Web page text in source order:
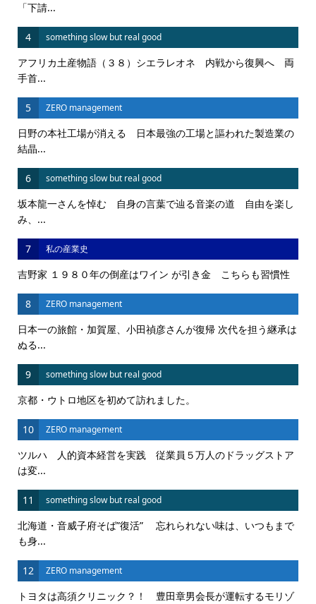
「下請...
4 something slow but real good
アフリカ土産物語（３８）シエラレオネ 内戦から復興へ 両
手首...
5 ZERO management
日野の本社工場が消える 日本最強の工場と謳われた製造業の
結晶...
6 something slow but real good
坂本龍一さんを悼む 自身の言葉で辿る音楽の道 自由を楽し
み、...
7 私の産業史
吉野家 １９８０年の倒産はワイン が引き金 こちらも習慣性
8 ZERO management
日本一の旅館・加賀屋、小田禎彦さんが復帰 次代を担う継承は
ぬる...
9 something slow but real good
京都・ウトロ地区を初めて訪れました。
10 ZERO management
ツルハ 人的資本経営を実践 従業員５万人のドラッグストア
は変...
11 something slow but real good
北海道・音威子府そば”復活” 忘れられない味は、いつもまで
も身...
12 ZERO management
トヨタは高須クリニック？！ 豊田章男会長が運転するモリゾ